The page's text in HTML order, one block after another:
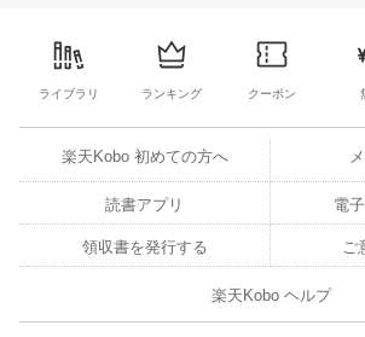
ライブラリ ランキング クーポン
楽天Kobo 初めての方へ
読書アプリ 電
領収書を発行する ご
楽天Kobo ヘルプ